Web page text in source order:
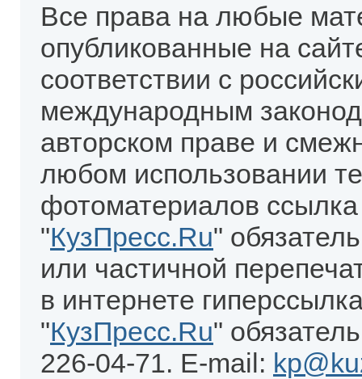
Все права на любые
опубликованные на
соответствии с
международным
авторском праве и
любом использовании
фотоматериалов
"КузПресс.Ru"
или частичной
в интернете
"КузПресс.Ru"
226-04-71. E-mail: